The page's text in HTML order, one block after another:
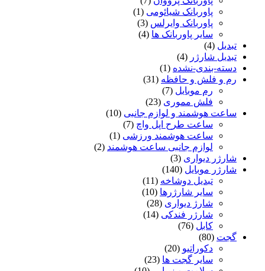
پاوربانک شیائومی (1)
پاوربانک وایرلس (3)
سایر پاوربانک ها (4)
تبدیل (4)
تبدیل شارژر (4)
دسته-بندی-نشده (1)
رم و فلش و حافظه (31)
رم موبایل (7)
فلش مموری (23)
ساعت هوشمند و لوازم جانبی (10)
ساعت طرح اپل واچ (7)
ساعت هوشمند ورزشی (1)
لوازم جانبی ساعت هوشمند (2)
شارژر دیواری (3)
شارژر موبایل (140)
تبدیل دوشاخه (11)
سایر شارژرها (10)
شارژ دیواری (28)
شارژر فندکی (14)
کابل (76)
گجت (80)
دکوراتیو (20)
سایر گجت ها (23)